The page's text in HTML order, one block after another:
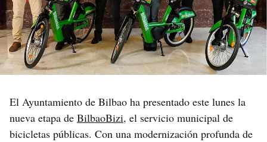
El Ayuntamiento de Bilbao ha presentado este lunes la
nueva etapa de BilbaoBizi, el servicio municipal de
bicicletas públicas. Con una modernización profunda de